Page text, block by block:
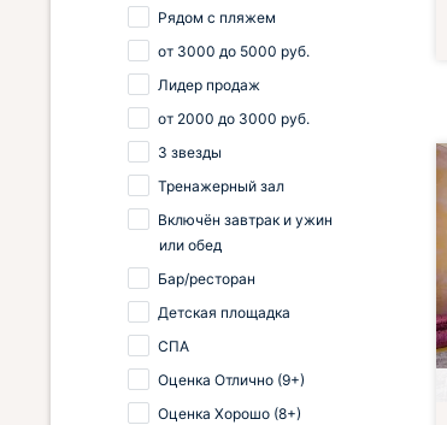
Рядом с пляжем
от 3000 до 5000 руб.
Лидер продаж
от 2000 до 3000 руб.
3 звезды
Тренажерный зал
Включён завтрак и ужин
или обед
Бар/ресторан
Детская площадка
СПА
Оценка Отлично (9+)
Оценка Хорошо (8+)